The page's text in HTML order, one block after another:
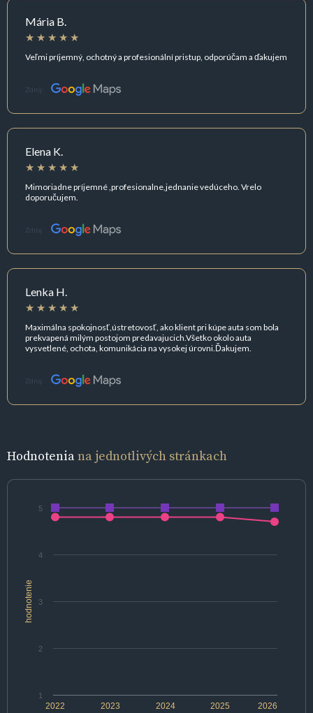
Mária B.
Veľmi príjemný, ochotný a profesionální pristup, odporúčam a ďakujem
Zdroj:
Elena K.
Mimoriadne príjemné ,profesionalne,jednanie vedúceho. Vrelo
doporučujem.
Zdroj:
Lenka H.
Maximálna spokojnosť,ústretovosť, ako klient pri kúpe auta som bola
prekvapená milým postojom predavajucich.Všetko okolo auta
vysvetlené, ochota, komunikácia na vysokej úrovni.Ďakujem.
Zdroj:
Hodnoteniana jednotlivých stránkach
hodnotenie
2022 2024 2026
2023 2025
1
2
3
4
5